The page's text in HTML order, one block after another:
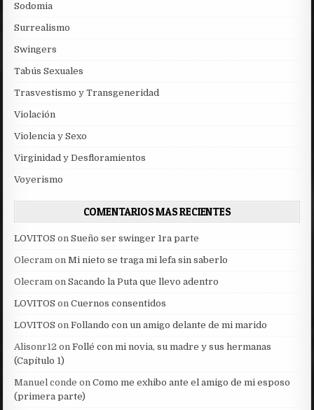
Sodomia
Surrealismo
Swingers
Tabús Sexuales
Trasvestismo y Transgeneridad
Violación
Violencia y Sexo
Virginidad y Desfloramientos
Voyerismo
COMENTARIOS MAS RECIENTES
LOVITOS onSueño ser swinger 1ra parte
Olecram onMi nieto se traga mi lefa sin saberlo
Olecram onSacando la Puta que llevo adentro
LOVITOS onCuernos consentidos
LOVITOS onFollando con un amigo delante de mi marido
Alisonr12 onFollé con mi novia, su madre y sus hermanas
(Capítulo 1)
Manuel conde onComo me exhibo ante el amigo de mi esposo
(primera parte)